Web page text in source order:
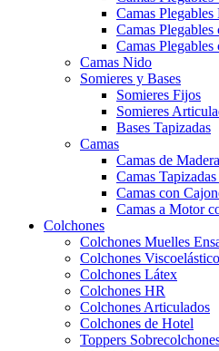
Camas
Camas
Camas Plegables
Camas Nido
Somieres y Bases
Somieres Fijos
Somieres
Bases Tapizadas
Camas
Camas de
Camas
Camas con
Camas a Motor
Colchones
Colchones Muelles
Colchones
Colchones Látex
Colchones HR
Colchones Articulados
Colchones de Hotel
Toppers